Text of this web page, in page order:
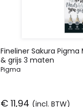
Fineliner Sakura
& grijs 3 maten
Pigma
€ 11,94 (incl. BTW)